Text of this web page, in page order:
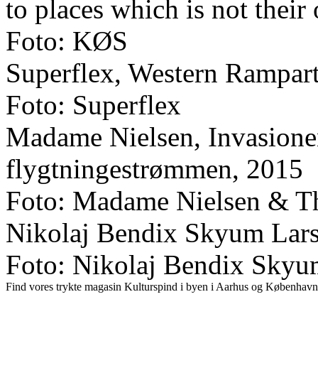
to places which is not their
Foto: KØS
Superflex, Western
Foto: Superflex
Madame Nielsen,
flygtningestrømmen, 2015
Foto: Madame Nielsen &
Nikolaj Bendix Skyum
Foto: Nikolaj Bendix
Find vores trykte magasin Kulturspind i byen i Aarhus og København